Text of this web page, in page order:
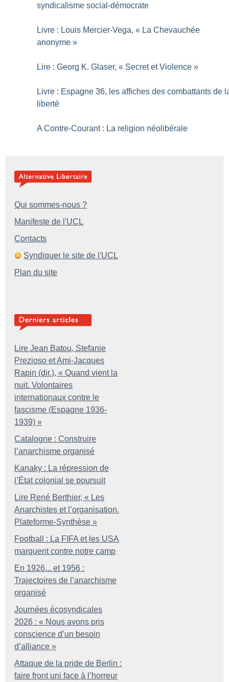
syndicalisme social-démocrate
Livre : Louis Mercier-Vega, « La Chevauchée
anonyme »
Lire : Georg K. Glaser, « Secret et Violence »
Livre : Espagne 36, les affiches des combattants de
liberté
A Contre-Courant : La religion néolibérale
Qui sommes-nous ?
Manifeste de l'UCL
Contacts
Syndiquer le site de l'UCL
Plan du site
Lire Jean Batou, Stefanie
Prezioso et Ami-Jacques
Rapin (dir.), « Quand vient la
nuit. Volontaires
internationaux contre le
fascisme (Espagne 1936-
1939) »
Catalogne : Construire
l’anarchisme organisé
Kanaky : La répression de
l’État colonial se poursuit
Lire René Berthier, « Les
Anarchistes et l’organisation.
Plateforme-Synthèse »
Football : La FIFA et les USA
marquent contre notre camp
En 1926... et 1956 :
Trajectoires de l’anarchisme
organisé
Journées écosyndicales
2026 : « Nous avons pris
conscience d’un besoin
d’alliance »
Attaque de la pride de Berlin :
faire front uni face à l’horreur